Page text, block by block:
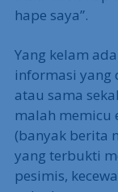
hape saya”.
Yang kelam
informasi yang
atau sama
malah memicu
(banyak berita
yang terbukti
pesimis,